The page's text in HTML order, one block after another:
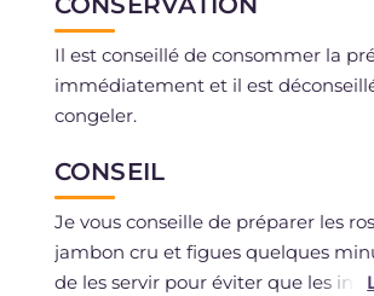
Il est conseillé de consommer la
immédiatement et il est
congeler.
CONSEIL
Je vous conseille de préparer les
jambon cru et figues quelques
de les servir pour éviter que les